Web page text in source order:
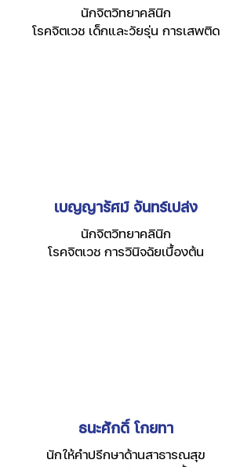
นักจิตวิทยาคลินิก
โรคจิตเวช เด็กและวัยรุ่น การเสพติด
เบญญารัศม์ จันทร์เปล่ง
นักจิตวิทยาคลินิก
โรคจิตเวช การวินิจฉัยเบื้องต้น
ธนะศักดิ์ โกยทา
นักให้คำปรึกษาด้านสาธารณสุข